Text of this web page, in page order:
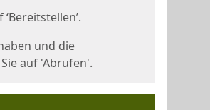
und die
auf 'Abrufen'.